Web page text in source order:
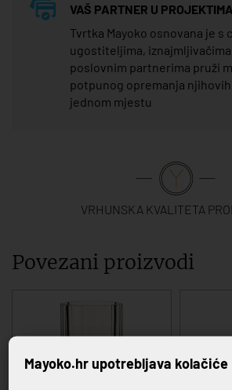
VAŠ PARTNER U PROJEKTIMA
Tvrtka Mayoko osnovana je s
ugostiteljima,
poslovnim partnerima pruži
potpunog opremanja
jednom mjestu
VRHUNSKA KVALITETA
Povezani proizvodi
Mayoko.hr upotrebljava kolačiće